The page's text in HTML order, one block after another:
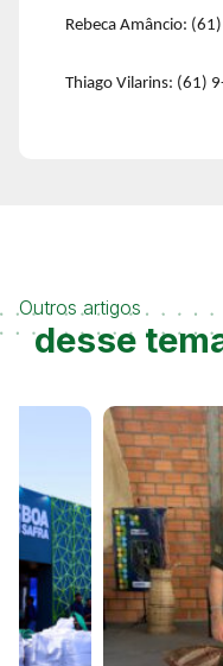
Rebeca Amâncio:
Thiago Vilarins: (61)
Outros artigos
desse